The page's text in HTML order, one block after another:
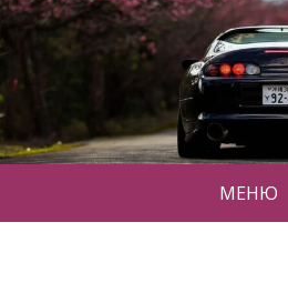
МЕНЮ